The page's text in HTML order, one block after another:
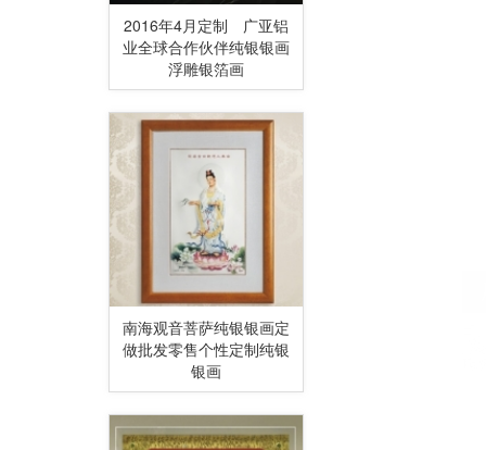
2016年4月定制 广亚铝
业全球合作伙伴纯银银画
浮雕银箔画
南海观音菩萨纯银银画定
做批发零售个性定制纯银
银画